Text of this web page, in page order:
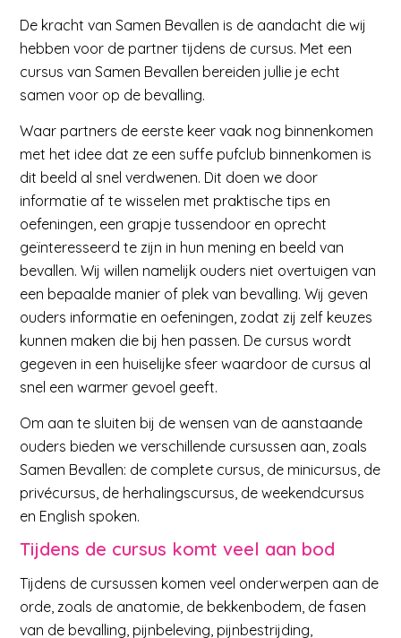
De kracht van Samen Bevallen is de aandacht die wij
hebben voor de partner tijdens de cursus. Met een
cursus van Samen Bevallen bereiden jullie je echt
samen voor op de bevalling.
Waar partners de eerste keer vaak nog binnenkomen
met het idee dat ze een suffe pufclub binnenkomen is
dit beeld al snel verdwenen. Dit doen we door
informatie af te wisselen met praktische tips en
oefeningen, een grapje tussendoor en oprecht
geïnteresseerd te zijn in hun mening en beeld van
bevallen. Wij willen namelijk ouders niet overtuigen van
een bepaalde manier of plek van bevalling. Wij geven
ouders informatie en oefeningen, zodat zij zelf keuzes
kunnen maken die bij hen passen. De cursus wordt
gegeven in een huiselijke sfeer waardoor de cursus al
snel een warmer gevoel geeft.
Om aan te sluiten bij de wensen van de aanstaande
ouders bieden we verschillende cursussen aan, zoals
Samen Bevallen: de complete cursus, de minicursus, de
privécursus, de herhalingscursus, de weekendcursus
en English spoken.
Tijdens de cursus komt veel aan bod
Tijdens de cursussen komen veel onderwerpen aan de
orde, zoals de anatomie, de bekkenbodem, de fasen
van de bevalling, pijnbeleving, pijnbestrijding,